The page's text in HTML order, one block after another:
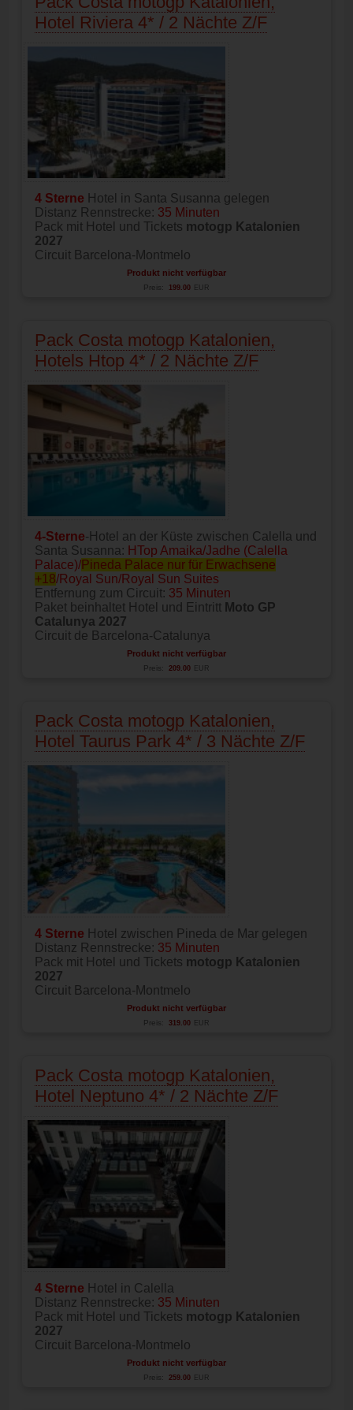
Hotel Riviera 4* / 2 Nächte Z/F
4 Sterne Hotel in Santa Susanna gelegen
Distanz Rennstrecke: 35 Minuten
Pack mit Hotel und Tickets motogp Katalonien
2027
Circuit Barcelona-Montmelo
Produkt nicht verfügbar
Preis: 199.00 EUR
Pack Costa motogp Katalonien,
Hotels Htop 4* / 2 Nächte Z/F
4-Sterne-Hotel an der Küste zwischen Calella und
Santa Susanna: HTop Amaika/Jadhe (Calella
Palace)/Pineda Palace nur für Erwachsene
+18/Royal Sun/Royal Sun Suites
Entfernung zum Circuit: 35 Minuten
Paket beinhaltet Hotel und Eintritt Moto GP
Catalunya 2027
Circuit de Barcelona-Catalunya
Produkt nicht verfügbar
Preis: 209.00 EUR
Pack Costa motogp Katalonien,
Hotel Taurus Park 4* / 3 Nächte Z/F
4 Sterne Hotel zwischen Pineda de Mar gelegen
Distanz Rennstrecke: 35 Minuten
Pack mit Hotel und Tickets motogp Katalonien
2027
Circuit Barcelona-Montmelo
Produkt nicht verfügbar
Preis: 319.00 EUR
Pack Costa motogp Katalonien,
Hotel Neptuno 4* / 2 Nächte Z/F
4 Sterne Hotel in Calella
Distanz Rennstrecke: 35 Minuten
Pack mit Hotel und Tickets motogp Katalonien
2027
Circuit Barcelona-Montmelo
Produkt nicht verfügbar
Preis: 259.00 EUR